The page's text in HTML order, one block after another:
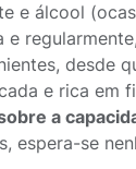
e álcool
e
desde
e rica em
a
espera-se